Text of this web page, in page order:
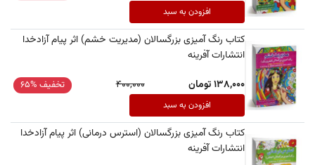
افزودن به سبد
کتاب رنگ آمیزی بزرگسالان (مدیریت خشم) اثر پیام آزادخدا
انتشارات آفرینه
138,000 تومان
400,000 تخفیف %65
افزودن به سبد
کتاب رنگ آمیزی بزرگسالان (استرس درمانی) اثر پیام آزادخدا
انتشارات آفرینه